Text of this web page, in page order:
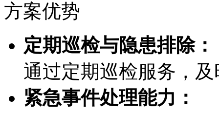
方案优势
定期巡检与隐患排除：
通过定期巡检服务
紧急事件处理能力：